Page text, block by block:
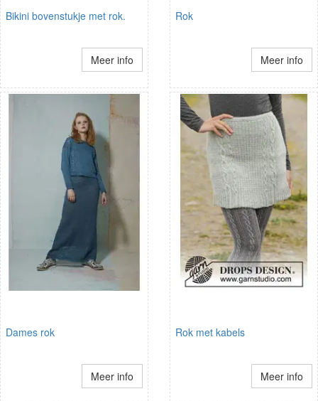
Bikini bovenstukje met rok.
Meer info
Rok
Meer info
Dames rok
Meer info
Rok met kabels
Meer info